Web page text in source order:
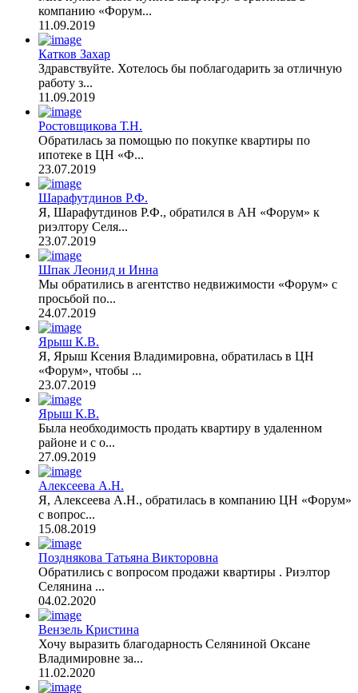
компанию «Форум...
11.09.2019
Катков Захар
Здравствуйте. Хотелось бы поблагодарить за отличную
работу з...
11.09.2019
Ростовщикова Т.Н.
Обратилась за помощью по покупке квартиры по
ипотеке в ЦН «Ф...
23.07.2019
Шарафутдинов Р.Ф.
Я, Шарафутдинов Р.Ф., обратился в АН «Форум» к
риэлтору Селя...
23.07.2019
Шпак Леонид и Инна
Мы обратились в агентство недвижимости «Форум» с
просьбой по...
24.07.2019
Ярыш К.В.
Я, Ярыш Ксения Владимировна, обратилась в ЦН
«Форум», чтобы ...
23.07.2019
Ярыш К.В.
Была необходимость продать квартиру в удаленном
районе и с о...
27.09.2019
Алексеева А.Н.
Я, Алексеева А.Н., обратилась в компанию ЦН «Форум»
с вопрос...
15.08.2019
Позднякова Татьяна Викторовна
Обратились с вопросом продажи квартиры . Риэлтор
Селянина ...
04.02.2020
Вензель Кристина
Хочу выразить благодарность Селяниной Оксане
Владимировне за...
11.02.2020